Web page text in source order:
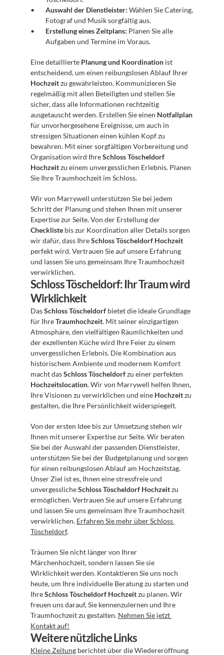
Auswahl der Dienstleister: Wählen Sie Catering,
Fotograf und Musik sorgfältig aus.
Erstellung eines Zeitplans: Planen Sie alle
Aufgaben und Termine im Voraus.
Eine detaillierte Planung und Koordination ist
Hochzeit zu gewährleisten. Kommunizieren Sie
regelmäßig mit allen Beteiligten und stellen Sie
sicher, dass alle Informationen rechtzeitig
ausgetauscht werden. Erstellen Sie einen Notfallplan
für unvorhergesehene Ereignisse, um auch in
stressigen Situationen einen kühlen Kopf zu
bewahren. Mit einer sorgfältigen Vorbereitung und
Organisation wird Ihre Schloss Töscheldorf
Hochzeit zu einem unvergesslichen Erlebnis. Planen
Sie Ihre Traumhochzeit im Schloss.
Wir von Marrywell unterstützen Sie bei jedem
Schritt der Planung und stehen Ihnen mit unserer
Checkliste bis zur Koordination aller Details sorgen
wir dafür, dass Ihre Schloss Töscheldorf Hochzeit
perfekt wird. Vertrauen Sie auf unsere Erfahrung
und lassen Sie uns gemeinsam Ihre Traumhochzeit
verwirklichen.
Schloss Töscheldorf: Ihr Traum wird
Wirklichkeit
Das Schloss Töscheldorf bietet die ideale Grundlage
für Ihre Traumhochzeit. Mit seiner einzigartigen
Atmosphäre, den vielfältigen Räumlichkeiten und
der exzellenten Küche wird Ihre Feier zu einem
unvergesslichen Erlebnis. Die Kombination aus
historischem Ambiente und modernem Komfort
macht das Schloss Töscheldorf
Hochzeitslocation. Wir von Marrywell helfen Ihnen,
Ihre Visionen zu verwirklichen und eine Hochzeit zu
gestalten, die Ihre Persönlichkeit widerspiegelt.
Von der ersten Idee bis zur Umsetzung stehen wir
Ihnen mit unserer Expertise zur Seite. Wir beraten
Sie bei der Auswahl der passenden Dienstleister,
unterstützen Sie bei der Budgetplanung und sorgen
für einen reibungslosen Ablauf am Hochzeitstag.
Unser Ziel ist es, Ihnen eine stressfreie und
unvergessliche Schloss Töscheldorf Hochzeit zu
ermöglichen. Vertrauen Sie auf unsere Erfahrung
und lassen Sie uns gemeinsam Ihre Traumhochzeit
verwirklichen. Erfahren Sie mehr über Schloss
Töscheldorf.
Träumen Sie nicht länger von Ihrer
Märchenhochzeit, sondern lassen Sie sie
Wirklichkeit werden. Kontaktieren Sie uns noch
heute, um Ihre individuelle Beratung zu starten und
Ihre Schloss Töscheldorf Hochzeit zu planen. Wir
freuen uns darauf, Sie kennenzulernen und Ihre
Traumhochzeit zu gestalten. Nehmen Sie jetzt
Kontakt auf!
Weitere nützliche Links
Kleine Zeitung berichtet über die Wiedereröffnung